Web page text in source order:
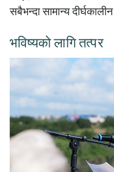
सबैभन्दा सामान्य
भविष्यको लागि तत्पर